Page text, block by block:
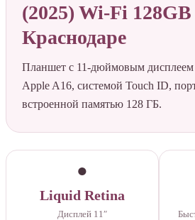
(2025) Wi-Fi
Краснодаре
Планшет с 11-дюймовым
Apple A16, системой Touch ID,
встроенной памятью 128 ГБ.
●
Liquid Retina
Дисплей 11″